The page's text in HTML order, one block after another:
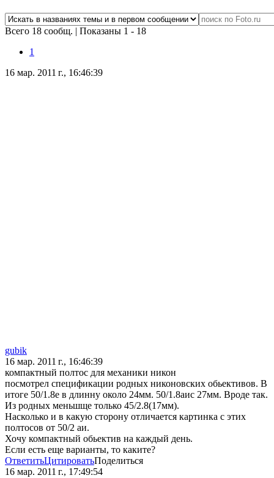
Всего 18 сообщ. | Показаны 1 - 18
1
16 мар. 2011 г., 16:46:39
gubik
16 мар. 2011 г., 16:46:39
компактный полтос для механики никон
посмотрел спецификации родных никоновских обьективов. В
итоге 50/1.8е в длинну около 24мм. 50/1.8аис 27мм. Вроде так.
Из родных меньшще только 45/2.8(17мм).
Насколько и в какую сторону отличается картинка с этих
полтосов от 50/2 аи.
Хочу компактный обьектив на каждый день.
Если есть еще варианты, то каките?
ОтветитьЦитироватьПоделиться
16 мар. 2011 г., 17:49:54